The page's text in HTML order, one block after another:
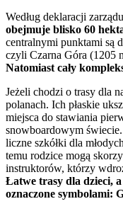
Według deklaracji
obejmuje blisko 60
centralnymi punktami są
czyli Czarna Góra (1205
Natomiast cały
Jeżeli chodzi o trasy dla
polanach. Ich płaskie
miejsca do stawiania
snowboardowym
liczne szkółki dla
temu rodzice mogą
instruktorów, którzy
Łatwe trasy dla dzieci, a
oznaczone symbolami: